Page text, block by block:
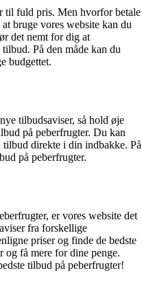
til fuld pris. Men hvorfor betale
bruge vores website kan du
det nemt for dig at
På den måde kan du
budgettet.
tilbudsaviser, så hold øje
på peberfrugter. Du kan
direkte i din indbakke. På
på peberfrugter.
er vores website det
fra forskellige
priser og finde de bedste
og få mere for dine penge.
tilbud på peberfrugter!